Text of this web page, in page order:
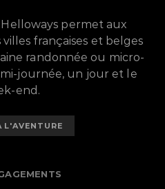
Helloways permet aux
françaises et belges
randonnée ou micro-
journée, un jour et le
end.
L'AVENTURE